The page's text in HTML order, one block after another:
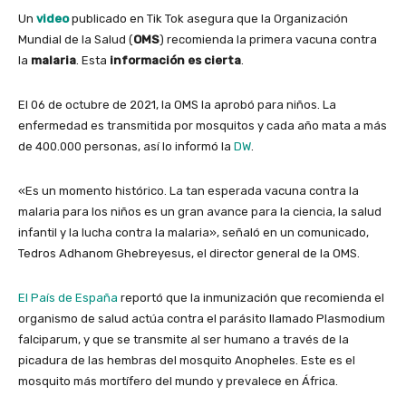
Un videopublicado en Tik Tok asegura que la Organización
Mundial de la Salud (OMS) recomienda la primera vacuna contra
la malaria . Esta información es cierta
El 06 de octubre de 2021, la OMS la aprobó para niños. La
enfermedad es transmitida por mosquitos y cada año mata a más
de 400.000 personas, así lo informó la DW
«Es un momento histórico. La tan esperada vacuna contra la
malaria para los niños es un gran avance para la ciencia, la salud
infantil y la lucha contra la malaria», señaló en un comunicado,
Tedros Adhanom Ghebreyesus, el director general de la OMS.
El País de España reportó que la inmunización que recomienda el
organismo de salud actúa contra el parásito llamado Plasmodium
falciparum, y que se transmite al ser humano a través de la
picadura de las hembras del mosquito Anopheles. Este es el
mosquito más mortífero del mundo y prevalece en África.